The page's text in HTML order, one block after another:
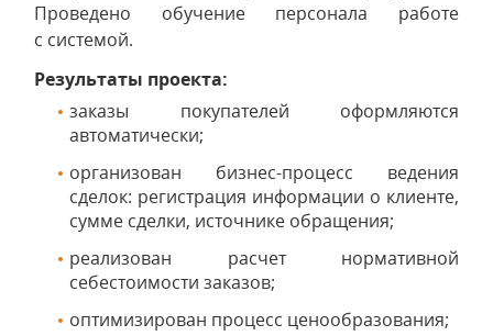
Проведено обучение персонала работе
с системой.
Результаты проекта:
заказы покупателей оформляются
автоматически;
организован бизнес-процесс ведения
сделок: регистрация информации о клиенте,
сумме сделки, источнике обращения;
реализован расчет нормативной
себестоимости заказов;
оптимизирован процесс ценообразования;